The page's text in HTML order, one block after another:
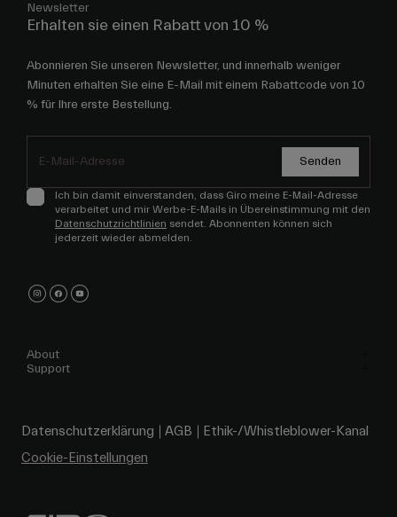
Newsletter
Erhalten sie einen Rabatt von 10 %
Abonnieren Sie unseren Newsletter, und innerhalb weniger
Minuten erhalten Sie eine E-Mail mit einem Rabattcode von 10
% für Ihre erste Bestellung.
Senden
Ich bin damit einverstanden, dass Giro meine E-Mail-Adresse
verarbeitet und mir Werbe-E-Mails in Übereinstimmung mit den
Datenschutzrichtlinien sendet. Abonnenten können sich
jederzeit wieder abmelden.
About
Support
Datenschutzerklärung AGB
Ethik-/Whistleblower-Kanal
Cookie-Einstellungen